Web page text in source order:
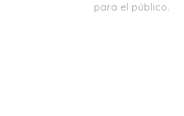
para el público.